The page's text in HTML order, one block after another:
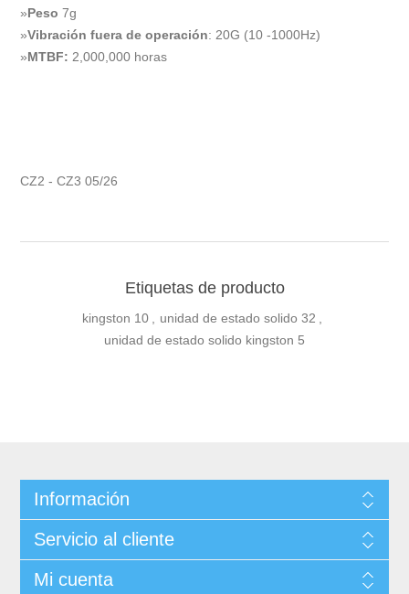
»Peso 7g
»Vibración fuera de operación: 20G (10 -1000Hz)
»MTBF: 2,000,000 horas
CZ2 - CZ3 05/26
Etiquetas de producto
kingston 10 , unidad de estado solido 32 ,
unidad de estado solido kingston 5
Información
Servicio al cliente
Mi cuenta